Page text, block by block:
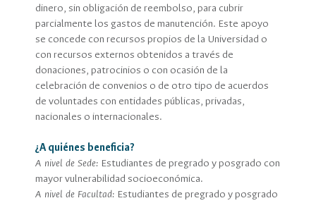
dinero, sin obligación de reembolso, para cubrir
parcialmente los gastos de manutención. Este apoyo
se concede con recursos propios de la Universidad o
con recursos externos obtenidos a través de
donaciones, patrocinios o con ocasión de la
celebración de convenios o de otro tipo de acuerdos
de voluntades con entidades públicas, privadas,
nacionales o internacionales.
¿A quiénes beneficia?
A nivel de Sede: Estudiantes de pregrado y posgrado con
mayor vulnerabilidad socioeconómica.
A nivel de Facultad: Estudiantes de pregrado y posgrado